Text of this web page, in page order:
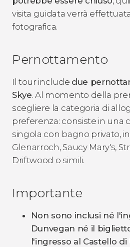
visita guidata verrà
fotografica.
Pernottamento
Il tour include due
Skye. Al momento della
scegliere la categoria di
preferenza: consiste in una
singola con bagno privato,
Glenarroch, Saucy Mary's,
Driftwood o simili.
Importante
Non sono inclusi né
Dunvegan né il
l'ingresso al Castello